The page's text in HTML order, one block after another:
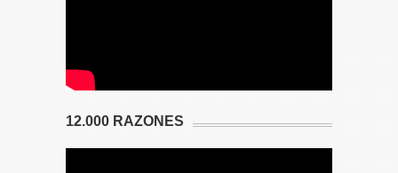
12.000 RAZONES